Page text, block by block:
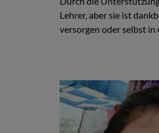
Lehrer, aber sie ist
versorgen oder selbst